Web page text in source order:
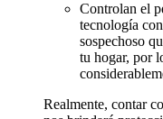
Controlan el
tecnología
sospechoso
tu hogar, por
Realmente, contar